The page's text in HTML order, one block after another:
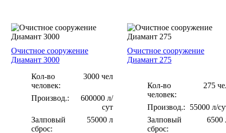
Очистное сооружение
Диамант 3000
Кол-во
человек:
3000 чел
600000 л/
сут
Залповый
сброс:
55000 л
Очистное сооружение
Диамант 275
Кол-во
человек:
275
55000 л/
Залповый
сброс:
6500